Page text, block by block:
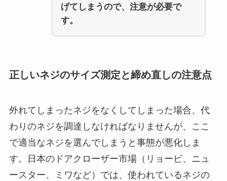
げてしまうので、注意が必要で
す。
正しいネジのサイズ測定と締め直しの注意点
外れてしまったネジをなくしてしまった場合、代
わりのネジを調達しなければなりませんが、ここ
で適当なネジを選んでしまうと事態が悪化しま
す。日本のドアクローザー市場（リョービ、ニュ
ースター、ミワなど）では、使われているネジの